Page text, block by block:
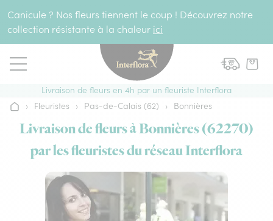
Canicule ? Nos fleurs tiennent le coup ! Découvrez notre
collection résistante à la chaleur ici
Livraison de fleurs en 4h par un fleuriste Interflora
Accueil
› Fleuristes › Pas-de-Calais (62) › Bonnières
Livraison de fleurs à Bonnières (62270)
par les fleuristes du réseau Interflora